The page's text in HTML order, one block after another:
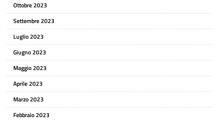
Ottobre 2023
Settembre 2023
Luglio 2023
Giugno 2023
Maggio 2023
Aprile 2023
Marzo 2023
Febbraio 2023